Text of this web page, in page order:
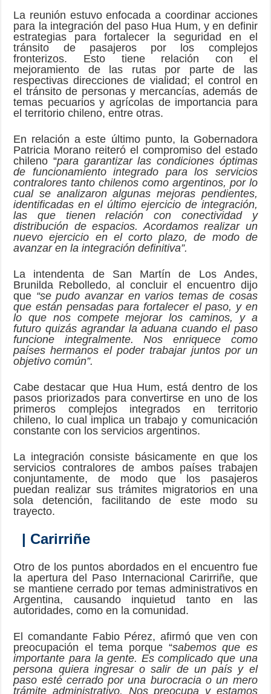
La reunión estuvo enfocada a coordinar acciones
para la integración del paso Hua Hum, y en definir
estrategias para fortalecer la seguridad en el
tránsito de pasajeros por los complejos
fronterizos. Esto tiene relación con el
mejoramiento de las rutas por parte de las
respectivas direcciones de vialidad; el control en
el tránsito de personas y mercancías, además de
temas pecuarios y agrícolas de importancia para
el territorio chileno, entre otras.
En relación a este último punto, la Gobernadora
Patricia Morano reiteró el compromiso del estado
chileno “para garantizar las condiciones óptimas
de funcionamiento integrado para los servicios
contralores tanto chilenos como argentinos, por lo
cual se analizaron algunas mejoras pendientes,
identificadas en el último ejercicio de integración,
las que tienen relación con conectividad y
distribución de espacios. Acordamos realizar un
nuevo ejercicio en el corto plazo, de modo de
avanzar en la integración definitiva”.
La intendenta de San Martín de Los Andes,
Brunilda Rebolledo, al concluir el encuentro dijo
que “se pudo avanzar en varios temas de cosas
que están pensadas para fortalecer el paso, y en
lo que nos compete mejorar los caminos, y a
futuro quizás agrandar la aduana cuando el paso
funcione integralmente. Nos enriquece como
países hermanos el poder trabajar juntos por un
objetivo común”.
Cabe destacar que Hua Hum, está dentro de los
pasos priorizados para convertirse en uno de los
primeros complejos integrados en territorio
chileno, lo cual implica un trabajo y comunicación
constante con los servicios argentinos.
La integración consiste básicamente en que los
servicios contralores de ambos países trabajen
conjuntamente, de modo que los pasajeros
puedan realizar sus trámites migratorios en una
sola detención, facilitando de este modo su
trayecto.
| Carirriñe
Otro de los puntos abordados en el encuentro fue
la apertura del Paso Internacional Carirriñe, que
se mantiene cerrado por temas administrativos en
Argentina, causando inquietud tanto en las
autoridades, como en la comunidad.
El comandante Fabio Pérez, afirmó que ven con
preocupación el tema porque “sabemos que es
importante para la gente. Es complicado que una
persona quiera ingresar o salir de un país y el
paso esté cerrado por una burocracia o un mero
trámite administrativo. Nos preocupa y estamos